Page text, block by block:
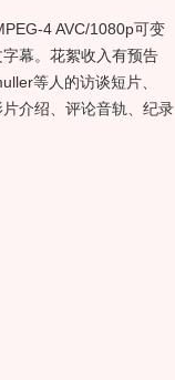
4 AVC/1080p可变
幕。花絮收入有预告
等人的访谈短片、
介绍、评论音轨、纪录